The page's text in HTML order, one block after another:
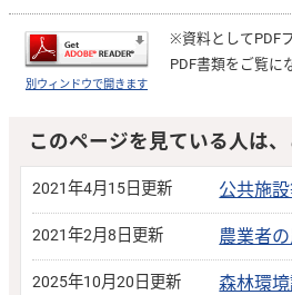
別ウィンドウで開きます
※資料としてPDF
PDF書類をご覧に
このページを見ている人は
2021年4月15日更新 公共施
2021年2月8日更新 農業者
2025年10月20日更新 森林環